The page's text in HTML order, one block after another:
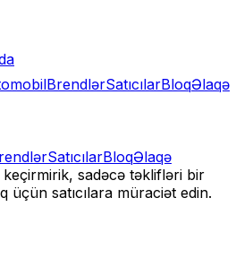
BrendlərSatıcılarBloqƏlaqə
SatıcılarBloqƏlaqə
keçirmirik, sadəcə təklifləri bir
üçün satıcılara müraciət edin.